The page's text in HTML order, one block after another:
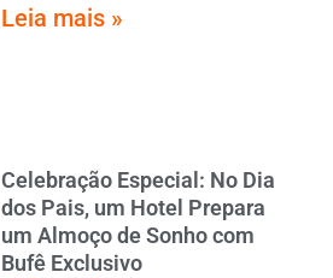
Leia mais »
Celebração Especial: No Dia
dos Pais, um Hotel Prepara
um Almoço de Sonho com
Bufê Exclusivo